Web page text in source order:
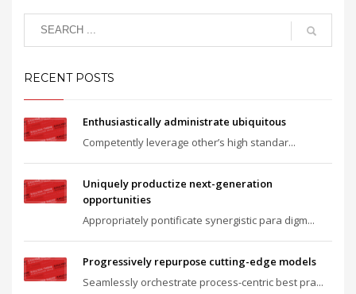
RECENT POSTS
Enthusiastically administrate ubiquitous
Competently leverage other’s high standar...
Uniquely productize next-generation
opportunities
Appropriately pontificate synergistic para digm...
Progressively repurpose cutting-edge models
Seamlessly orchestrate process-centric best pra...